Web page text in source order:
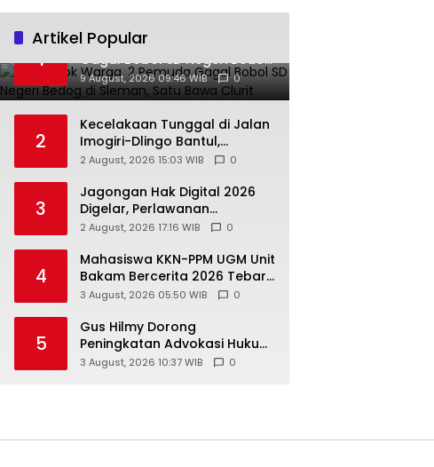
Artikel Popular
1
Terpergok Warga, 2 Pemuda
Gagal Bobol SD Negeri Bedog
di Sleman, Satu Bawa Clurit
9 August, 2026 09:46 WIB 0
2
Kecelakaan Tunggal di Jalan
Imogiri-Dlingo Bantul,
Daihatsu Xenia Terjun ke
2 August, 2026 15:03 WIB 0
3
Jagongan Hak Digital 2026
Digelar, Perlawanan
Terhadap Pembungkaman
2 August, 2026 17:16 WIB 0
4
Mahasiswa KKN-PPM UGM Unit
Bakam Bercerita 2026 Tebar
1.200 Bibit Mangrove di Sungai
3 August, 2026 05:50 WIB 0
5
Gus Hilmy Dorong
Peningkatan Advokasi Hukum
dan Digitalisasi Gerakan
3 August, 2026 10:37 WIB 0